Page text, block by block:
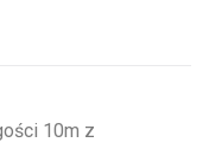
10m z